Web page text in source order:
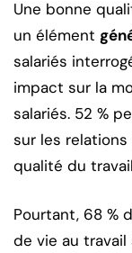
Une bonne
un élément
salariés
impact sur la
salariés. 52 %
sur les relations
qualité du
Pourtant, 68 %
de vie au travail